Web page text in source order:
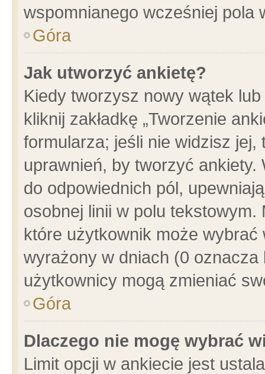
wspomnianego wcześniej pola
Góra
Jak utworzyć ankietę?
Kiedy tworzysz nowy wątek
kliknij zakładkę „Tworzenie
formularza; jeśli nie widzisz
uprawnień, by tworzyć ankiety.
do odpowiednich pól,
osobnej linii w polu
które użytkownik może
wyrażony w dniach (0
użytkownicy mogą zmieniać
Góra
Dlaczego nie mogę wybrać
Limit opcji w ankiecie jest